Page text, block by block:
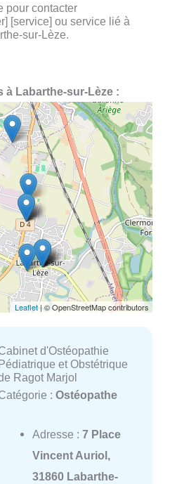
pour contacter
[service] ou service lié à
sur-Lèze.
à Labarthe-sur-Lèze :
Leaflet| © OpenStreetMap contributors
d'Ostéopathie
et Obstétrique
Ragot Marjol
: Ostéopathe
Adresse : 7 Place
Vincent Auriol,
31860 Labarthe-